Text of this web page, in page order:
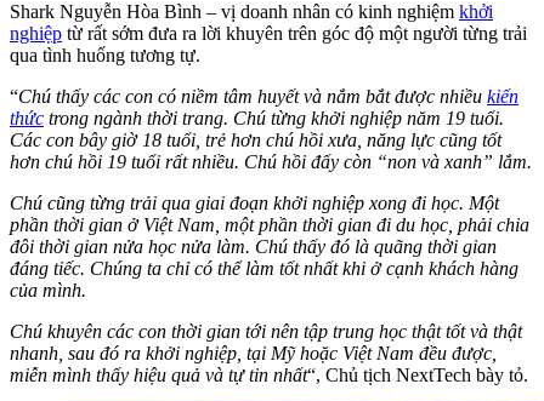
Shark Nguyễn Hòa Bình – vị doanh nhân có kinh nghiệm khởi
nghiệp từ rất sớm đưa ra lời khuyên trên góc độ một người từng trải
qua tình huống tương tự.
“Chú thấy các con có niềm tâm huyết và nắm bắt được nhiều kiến
thức trong ngành thời trang. Chú từng khởi nghiệp năm 19 tuổi.
Các con bây giờ 18 tuổi, trẻ hơn chú hồi xưa, năng lực cũng tốt
hơn chú hồi 19 tuổi rất nhiều. Chú hồi đấy còn “non và xanh” lắm.
Chú cũng từng trải qua giai đoạn khởi nghiệp xong đi học. Một
phần thời gian ở Việt Nam, một phần thời gian đi du học, phải chia
đôi thời gian nửa học nửa làm. Chú thấy đó là quãng thời gian
đáng tiếc. Chúng ta chỉ có thể làm tốt nhất khi ở cạnh khách hàng
của mình.
Chú khuyên các con thời gian tới nên tập trung học thật tốt và thật
nhanh, sau đó ra khởi nghiệp, tại Mỹ hoặc Việt Nam đều được,
miễn mình thấy hiệu quả và tự tin nhất“, Chủ tịch NextTech bày tỏ.